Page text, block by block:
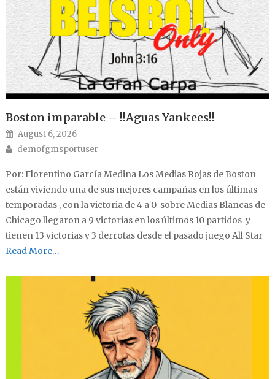
Boston imparable – !!Aguas Yankees!!
Posted on
August 6, 2026
Author
demofgmsportuser
Por: Florentino García Medina Los Medias Rojas de Boston
están viviendo una de sus mejores campañas en los últimas
temporadas , con la victoria de 4 a 0 sobre Medias Blancas de
Chicago llegaron a 9 victorias en los últimos 10 partidos y
tienen 13 victorias y 3 derrotas desde el pasado juego All Star
Read More…